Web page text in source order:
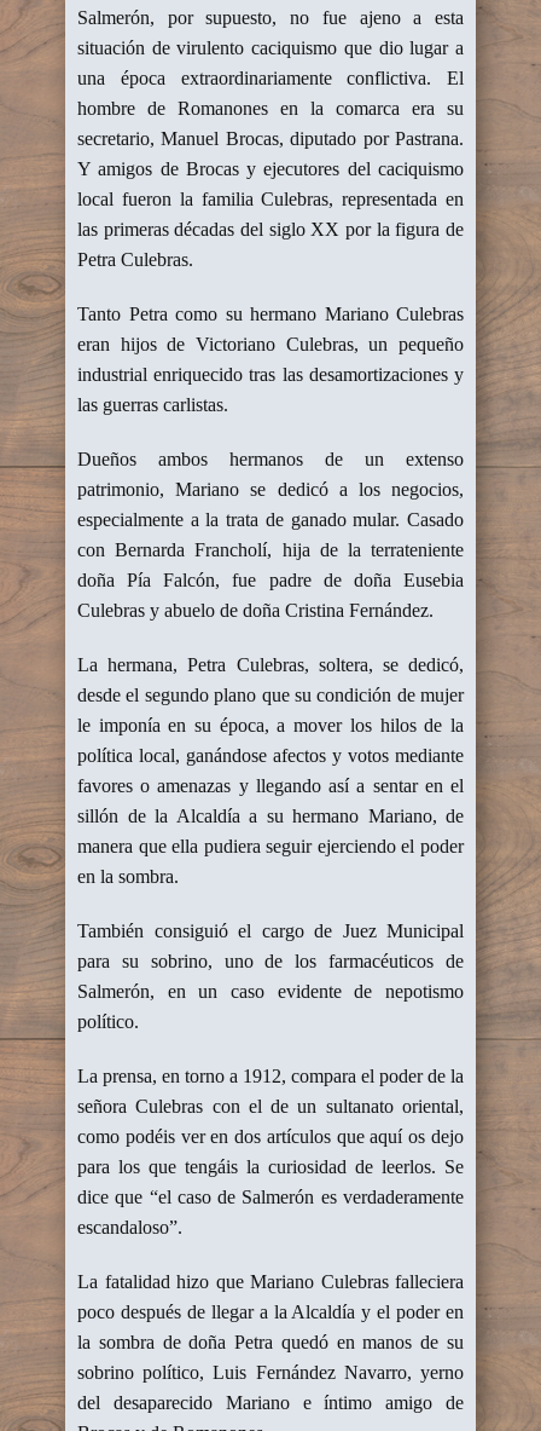
Salmerón, por supuesto, no fue ajeno a esta
situación de virulento caciquismo que dio lugar a
una época extraordinariamente conflictiva. El
hombre de Romanones en la comarca era su
secretario, Manuel Brocas, diputado por Pastrana.
Y amigos de Brocas y ejecutores del caciquismo
local fueron la familia Culebras, representada en
las primeras décadas del siglo XX por la figura de
Petra Culebras.
Tanto Petra como su hermano Mariano Culebras
eran hijos de Victoriano Culebras, un pequeño
industrial enriquecido tras las desamortizaciones y
las guerras carlistas.
Dueños ambos hermanos de un extenso
patrimonio, Mariano se dedicó a los negocios,
especialmente a la trata de ganado mular. Casado
con Bernarda Francholí, hija de la terrateniente
doña Pía Falcón, fue padre de doña Eusebia
Culebras y abuelo de doña Cristina Fernández.
La hermana, Petra Culebras, soltera, se dedicó,
desde el segundo plano que su condición de mujer
le imponía en su época, a mover los hilos de la
política local, ganándose afectos y votos mediante
favores o amenazas y llegando así a sentar en el
sillón de la Alcaldía a su hermano Mariano, de
manera que ella pudiera seguir ejerciendo el poder
en la sombra.
También consiguió el cargo de Juez Municipal
para su sobrino, uno de los farmacéuticos de
Salmerón, en un caso evidente de nepotismo
político.
La prensa, en torno a 1912, compara el poder de la
señora Culebras con el de un sultanato oriental,
como podéis ver en dos artículos que aquí os dejo
para los que tengáis la curiosidad de leerlos. Se
dice que “el caso de Salmerón es verdaderamente
escandaloso”.
La fatalidad hizo que Mariano Culebras falleciera
poco después de llegar a la Alcaldía y el poder en
la sombra de doña Petra quedó en manos de su
sobrino político, Luis Fernández Navarro, yerno
del desaparecido Mariano e íntimo amigo de